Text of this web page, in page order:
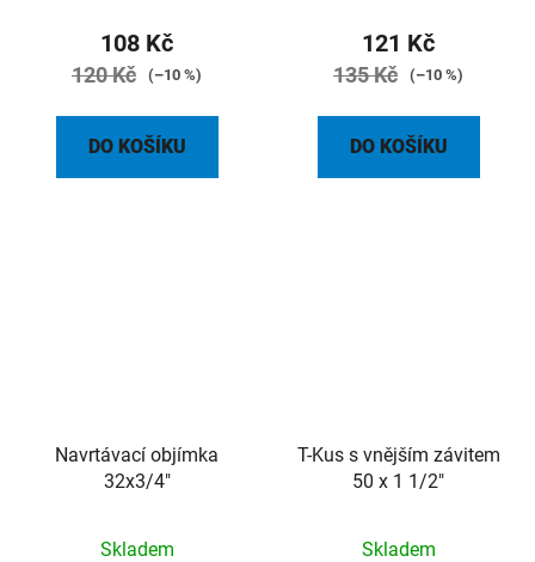
108 Kč
120 Kč (–10 %)
DO KOŠÍKU
121 Kč
135 Kč (–10 %)
DO KOŠÍKU
Navrtávací objímka
32x3/4"
Skladem
T-Kus s vnějším závitem
50 x 1 1/2"
Skladem